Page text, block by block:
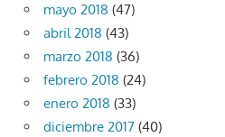
mayo 2018 (47)
abril 2018 (43)
marzo 2018 (36)
febrero 2018 (24)
enero 2018 (33)
diciembre 2017 (40)